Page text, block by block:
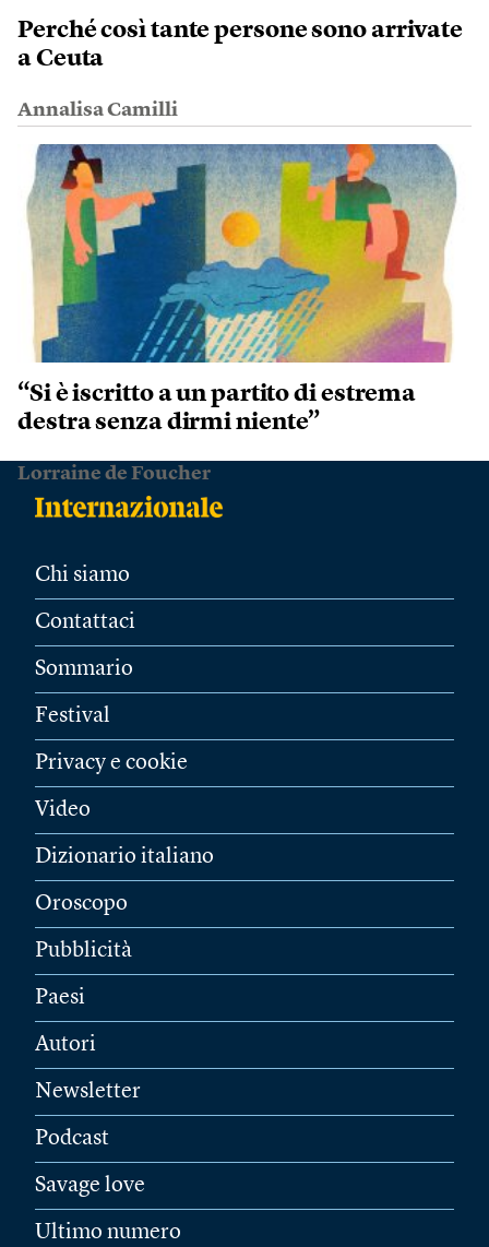
Perché così tante persone sono arrivate
a Ceuta
Annalisa Camilli
“Si è iscritto a un partito di estrema
destra senza dirmi niente”
Lorraine de Foucher
Chi siamo
Contattaci
Sommario
Festival
Privacy e cookie
Video
Dizionario italiano
Oroscopo
Pubblicità
Paesi
Autori
Newsletter
Podcast
Savage love
Ultimo numero